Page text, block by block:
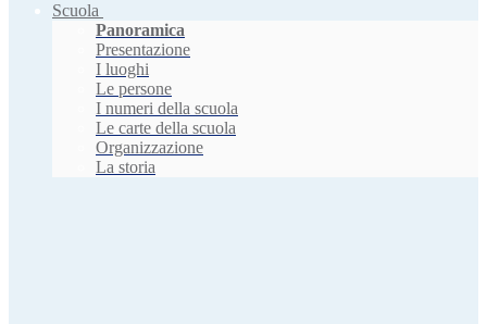
Scuola
Panoramica
Presentazione
I luoghi
Le persone
I numeri della scuola
Le carte della scuola
Organizzazione
La storia